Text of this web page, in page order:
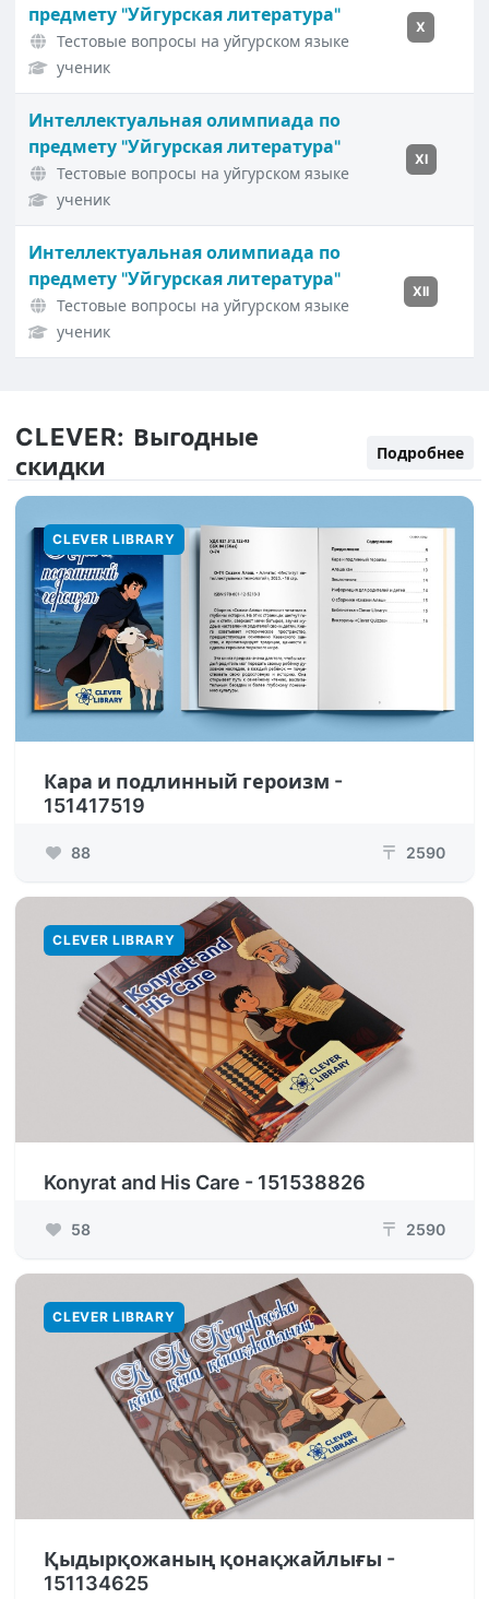
предмету "Уйгурская литература"
Тестовые вопросы на уйгурском языке
ученик
X
Интеллектуальная олимпиада по
предмету "Уйгурская литература"
Тестовые вопросы на уйгурском языке
ученик
XI
Интеллектуальная олимпиада по
предмету "Уйгурская литература"
Тестовые вопросы на уйгурском языке
ученик
XII
CLEVER: Выгодные
скидки
Подробнее
CLEVER LIBRARY
Кара и подлинный героизм -
151417519
88 ₸ 2590
CLEVER LIBRARY
Konyrat and His Care - 151538826
58 ₸ 2590
CLEVER LIBRARY
Қыдырқожаның қонақжайлығы -
151134625